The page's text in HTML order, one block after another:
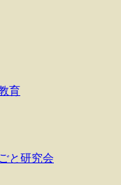
育
と研究会